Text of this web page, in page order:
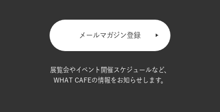
メールマガジン登録
展覧会やイベント開催スケジュールなど、
WHAT CAFEの情報をお知らせします。